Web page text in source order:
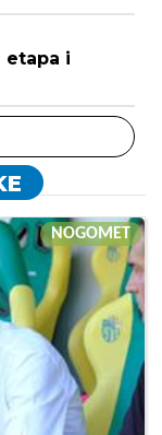
etapa i
NOGOMET